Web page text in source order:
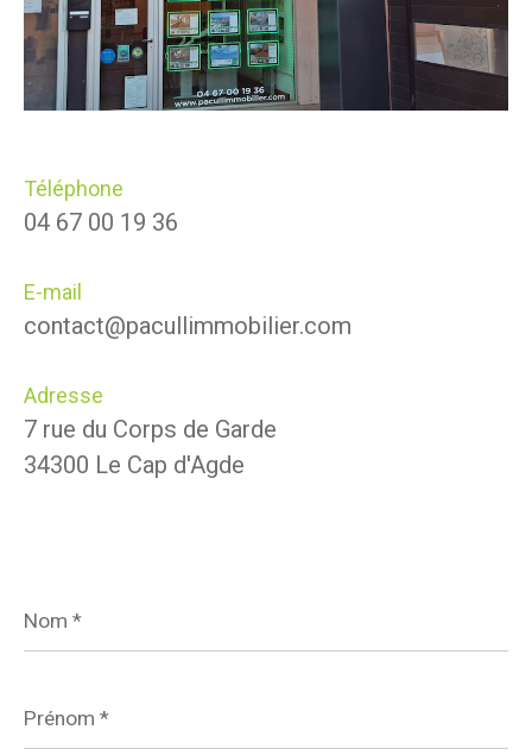
Téléphone
04 67 00 19 36
E-mail
contact@pacullimmobilier.com
Adresse
7 rue du Corps de Garde
34300 Le Cap d'Agde
*
*